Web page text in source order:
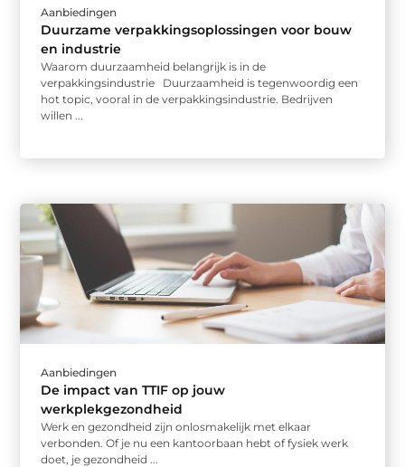
Aanbiedingen
Duurzame verpakkingsoplossingen voor bouw
en industrie
Waarom duurzaamheid belangrijk is in de
verpakkingsindustrie Duurzaamheid is tegenwoordig een
hot topic, vooral in de verpakkingsindustrie. Bedrijven
willen ...
Aanbiedingen
De impact van TTIF op jouw
werkplekgezondheid
Werk en gezondheid zijn onlosmakelijk met elkaar
verbonden. Of je nu een kantoorbaan hebt of fysiek werk
doet, je gezondheid ...